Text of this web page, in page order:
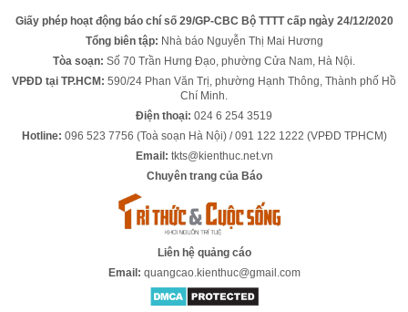
Giấy phép hoạt động báo chí số 29/GP-CBC Bộ TTTT cấp ngày 24/12/2020
Tổng biên tập: Nhà báo Nguyễn Thị Mai Hương
Tòa soạn: Số 70 Trần Hưng Đạo, phường Cửa Nam, Hà Nội.
VPĐD tại TP.HCM: 590/24 Phan Văn Trị, phường Hạnh Thông, Thành phố Hồ
Chí Minh.
Điện thoại: 024 6 254 3519
Hotline: 096 523 7756 (Toà soạn Hà Nội) / 091 122 1222 (VPĐD TPHCM)
Email: tkts@kienthuc.net.vn
Chuyên trang của Báo
Liên hệ quảng cáo
Email: quangcao.kienthuc@gmail.com